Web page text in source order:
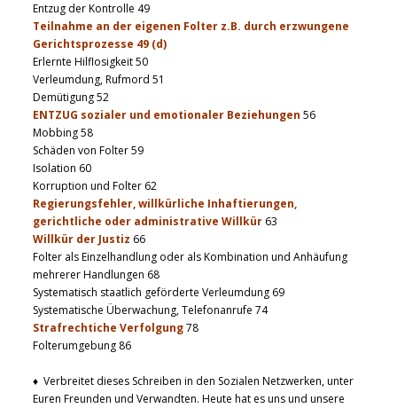
Entzug der Kontrolle 49
Teilnahme an der eigenen Folter z.B. durch erzwungene
Gerichtsprozesse 49 (d)
Erlernte Hilflosigkeit 50
Verleumdung, Rufmord 51
Demütigung 52
ENTZUG sozialer und emotionaler Beziehungen 56
Mobbing 58
Schäden von Folter 59
Isolation 60
Korruption und Folter 62
Regierungsfehler, willkürliche Inhaftierungen,
gerichtliche oder administrative Willkür 63
Willkür der Justiz 66
Folter als Einzelhandlung oder als Kombination und Anhäufung
mehrerer Handlungen 68
Systematisch staatlich geförderte Verleumdung 69
Systematische Überwachung, Telefonanrufe 74
Strafrechtiche Verfolgung78
Folterumgebung 86
♦ Verbreitet dieses Schreiben in den Sozialen Netzwerken, unter
Euren Freunden und Verwandten. Heute hat es uns und unsere